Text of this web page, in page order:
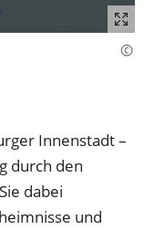
Innenstadt –
durch den
dabei
und